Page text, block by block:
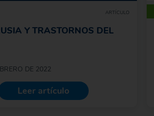
ARTÍCULO
Y TRASTORNOS DEL
DE 2022
Leer artículo